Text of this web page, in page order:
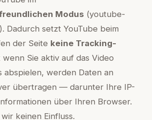
Modus (youtube-
Dadurch setzt YouTube beim
der Seite keine Tracking-
wenn Sie aktiv auf das Video
abspielen, werden Daten an
übertragen — darunter Ihre IP-
über Ihren Browser.
keinen Einfluss.